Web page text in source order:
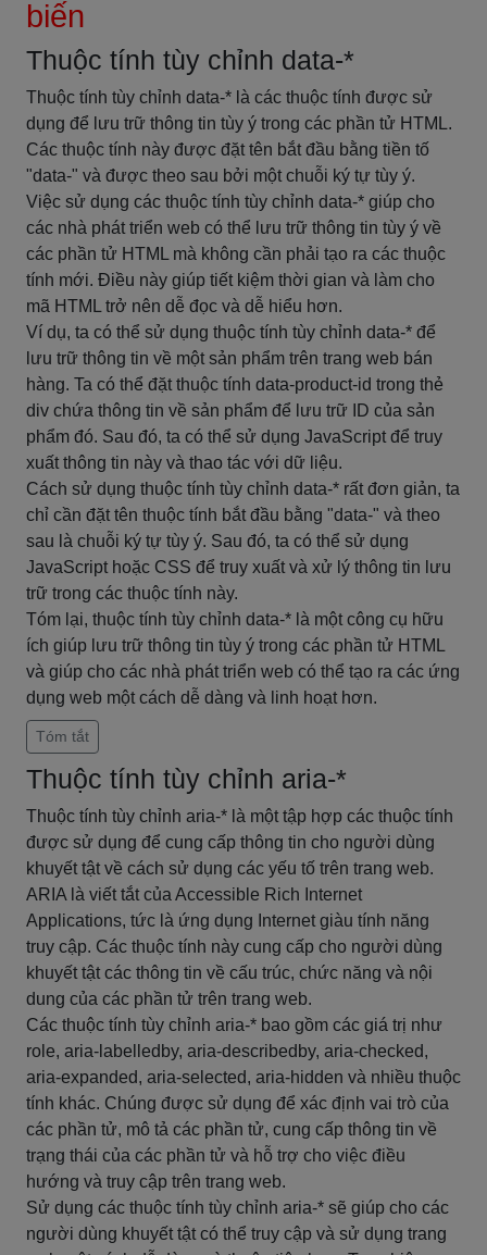
biến
Thuộc tính tùy chỉnh data-*
Thuộc tính tùy chỉnh data-* là các thuộc tính được sử
dụng để lưu trữ thông tin tùy ý trong các phần tử HTML.
Các thuộc tính này được đặt tên bắt đầu bằng tiền tố
"data-" và được theo sau bởi một chuỗi ký tự tùy ý.
Việc sử dụng các thuộc tính tùy chỉnh data-* giúp cho
các nhà phát triển web có thể lưu trữ thông tin tùy ý về
các phần tử HTML mà không cần phải tạo ra các thuộc
tính mới. Điều này giúp tiết kiệm thời gian và làm cho
mã HTML trở nên dễ đọc và dễ hiểu hơn.
Ví dụ, ta có thể sử dụng thuộc tính tùy chỉnh data-* để
lưu trữ thông tin về một sản phẩm trên trang web bán
hàng. Ta có thể đặt thuộc tính data-product-id trong thẻ
div chứa thông tin về sản phẩm để lưu trữ ID của sản
phẩm đó. Sau đó, ta có thể sử dụng JavaScript để truy
xuất thông tin này và thao tác với dữ liệu.
Cách sử dụng thuộc tính tùy chỉnh data-* rất đơn giản, ta
chỉ cần đặt tên thuộc tính bắt đầu bằng "data-" và theo
sau là chuỗi ký tự tùy ý. Sau đó, ta có thể sử dụng
JavaScript hoặc CSS để truy xuất và xử lý thông tin lưu
trữ trong các thuộc tính này.
Tóm lại, thuộc tính tùy chỉnh data-* là một công cụ hữu
ích giúp lưu trữ thông tin tùy ý trong các phần tử HTML
và giúp cho các nhà phát triển web có thể tạo ra các ứng
dụng web một cách dễ dàng và linh hoạt hơn.
Tóm tắt
Thuộc tính tùy chỉnh aria-*
Thuộc tính tùy chỉnh aria-* là một tập hợp các thuộc tính
được sử dụng để cung cấp thông tin cho người dùng
khuyết tật về cách sử dụng các yếu tố trên trang web.
ARIA là viết tắt của Accessible Rich Internet
Applications, tức là ứng dụng Internet giàu tính năng
truy cập. Các thuộc tính này cung cấp cho người dùng
khuyết tật các thông tin về cấu trúc, chức năng và nội
dung của các phần tử trên trang web.
Các thuộc tính tùy chỉnh aria-* bao gồm các giá trị như
role, aria-labelledby, aria-describedby, aria-checked,
aria-expanded, aria-selected, aria-hidden và nhiều thuộc
tính khác. Chúng được sử dụng để xác định vai trò của
các phần tử, mô tả các phần tử, cung cấp thông tin về
trạng thái của các phần tử và hỗ trợ cho việc điều
hướng và truy cập trên trang web.
Sử dụng các thuộc tính tùy chỉnh aria-* sẽ giúp cho các
người dùng khuyết tật có thể truy cập và sử dụng trang